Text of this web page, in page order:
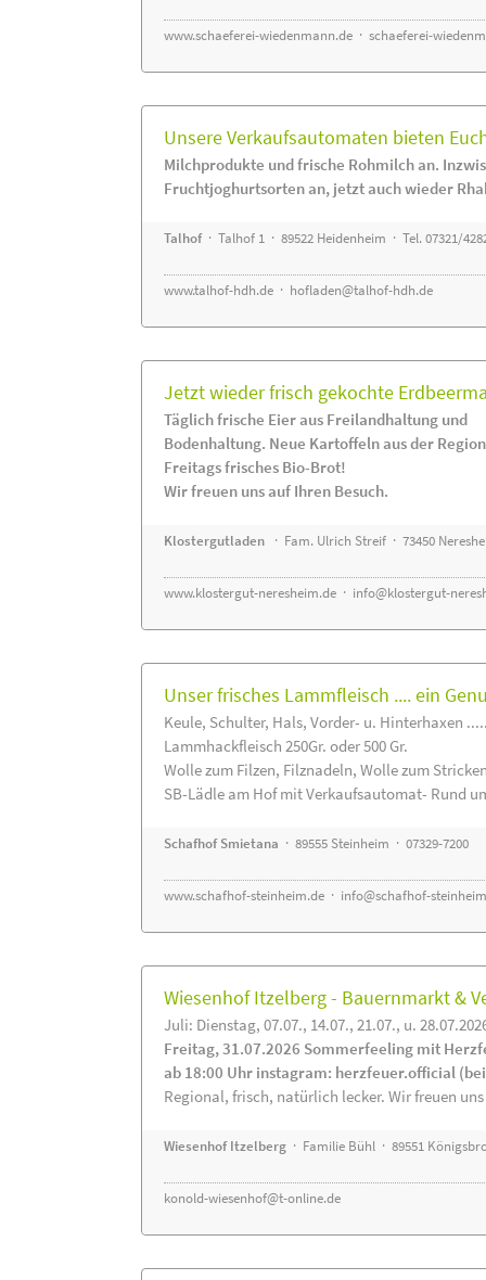
www.schaeferei-wiedenmann.de · schaeferei-
Unsere Verkaufsautomaten bieten
Milchprodukte und frische Rohmilch an.
Fruchtjoghurtsorten an, jetzt auch wieder
Talhof· Talhof 1 · 89522 Heidenheim · Tel. 07321/
www.talhof-hdh.de · hofladen@talhof-hdh.de
Jetzt wieder frisch gekochte
Täglich frische Eier aus Freilandhaltung und
Bodenhaltung. Neue Kartoffeln aus der
Freitags frisches Bio-Brot!
Wir freuen uns auf Ihren Besuch.
Klostergutladen · Fam. Ulrich Streif · 73450
www.klostergut-neresheim.de · info@klostergut-
Unser frisches Lammfleisch .... ein
Keule, Schulter, Hals, Vorder- u. Hinterhaxen
Lammhackfleisch 250Gr. oder 500 Gr.
Wolle zum Filzen, Filznadeln, Wolle zum
SB-Lädle am Hof mit Verkaufsautomat- Rund
Schafhof Smietana · 89555 Steinheim · 07329-7200
www.schafhof-steinheim.de · info@schafhof-
Wiesenhof Itzelberg - Bauernmarkt &
Juli: Dienstag, 07.07., 14.07., 21.07., u.
Freitag, 31.07.2026 Sommerfeeling mit
ab 18:00 Uhr instagram: herzfeuer.official
Regional, frisch, natürlich lecker. Wir freuen
Wiesenhof Itzelberg · Familie Bühl · 89551
konold-wiesenhof@t-online.de